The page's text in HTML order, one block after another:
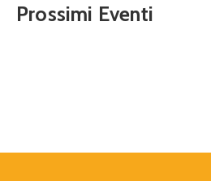
Prossimi Eventi